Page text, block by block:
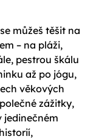
můžeš těšit na
– na pláži,
pestrou škálu
až po jógu,
věkových
zážitky,
jedinečném